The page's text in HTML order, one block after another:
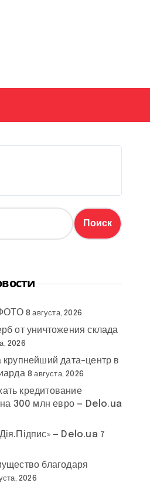
8 августа, 2026
от уничтожения склада
2026
дата-центр в
8 августа, 2026
кредитование
на 300 млн евро — Delo.ua
— Delo.ua 7
благодаря
2026